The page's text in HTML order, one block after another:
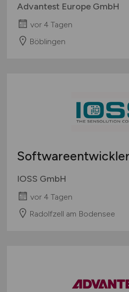
Advantest Europe GmbH
vor 4 Tagen
Böblingen
IOSS GmbH
vor 4 Tagen
Radolfzell am Bodensee